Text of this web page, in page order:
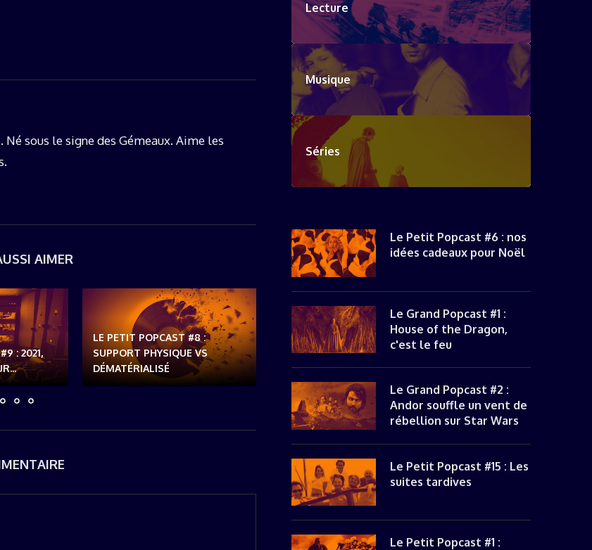
Né sous le signe des Gémeaux. Aime les
AIMER
: 2021,
LE PETIT POPCAST #8 :
SUPPORT PHYSIQUE VS
DÉMATÉRIALISÉ
LE PETIT POPCAST #7 : THE
MANDALORIAN ET SOUL,...
IDÉES CADEAUX POUR...
Lecture
Musique
Séries
Le Petit Popcast #6 : nos
idées cadeaux pour Noël
Le Grand Popcast #1 :
House of the Dragon,
c'est le feu
Le Grand Popcast #2 :
Andor souffle un vent de
rébellion sur Star Wars
Le Petit Popcast #15 : Les
suites tardives
Le Petit Popcast #1 :